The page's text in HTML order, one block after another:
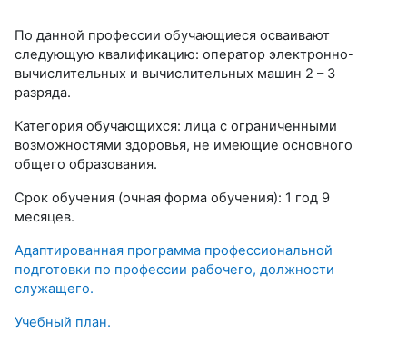
По данной профессии обучающиеся осваивают
следующую квалификацию: оператор электронно-
вычислительных и вычислительных машин 2 – 3
разряда.
Категория обучающихся: лица с ограниченными
возможностями здоровья, не имеющие основного
общего образования.
Срок обучения (очная форма обучения): 1 год 9
месяцев.
Адаптированная программа профессиональной
подготовки по профессии рабочего, должности
служащего.
Учебный план.